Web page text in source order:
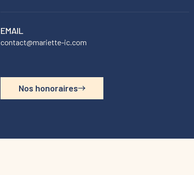
EMAIL
contact@mariette-ic.com
Nos honoraires